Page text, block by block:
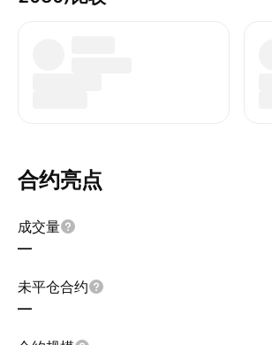
合约亮点
成交量
—
未平仓合约
—